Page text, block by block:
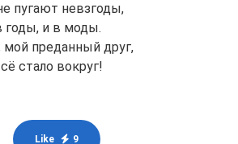
пугают невзгоды,
годы, и в моды.
преданный друг,
стало вокруг!
Like 9